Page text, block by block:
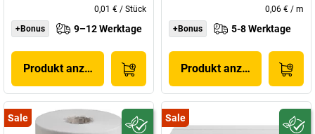
0,01 € / Stück
+Bonus
9–12 Werktage
Produkt anzeigen
0,06 € / m
+Bonus
5-8 Werktage
Produkt anzeigen
Sale Sale